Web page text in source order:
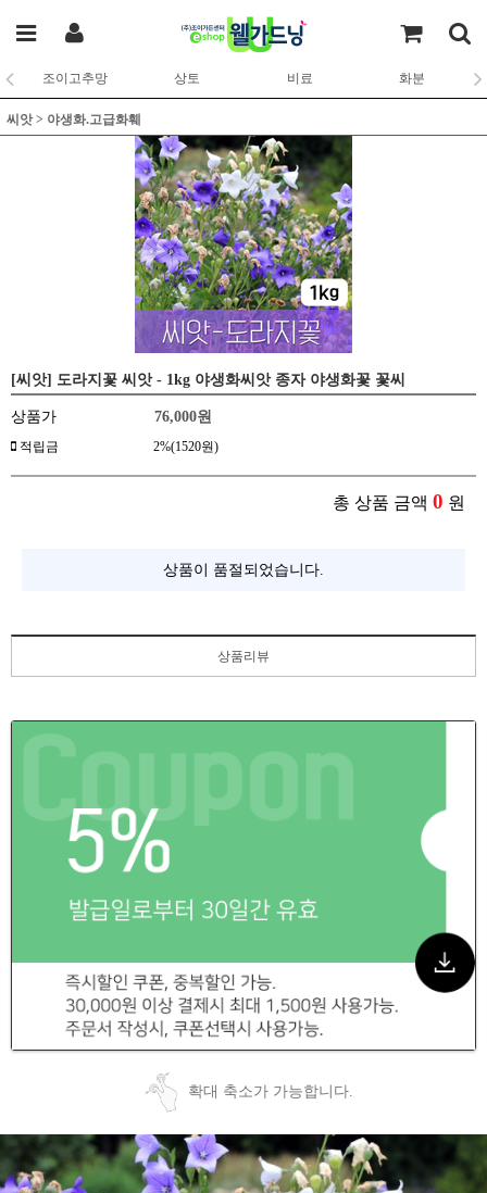
조이고추망 상토 비료 화분
씨앗> 야생화.고급화훼
[씨앗] 도라지꽃 씨앗 - 1kg 야생화씨앗 종자 야생화꽃 꽃씨
상품가 76,000원
적립금 2%(1520원)
총 상품 금액 0 원
상품이 품절되었습니다.
상품리뷰
확대 축소가 가능합니다.